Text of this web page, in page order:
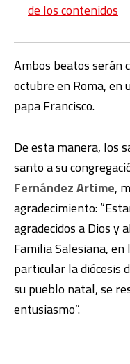
de los contenidos
Ambos beatos serán
octubre en Roma, en
papa Francisco.
De esta manera, los
santo a su
Fernández Artime,
agradecimiento:
agradecidos a Dios y
Familia Salesiana,
particular la diócesis
su pueblo natal, se
entusiasmo”.